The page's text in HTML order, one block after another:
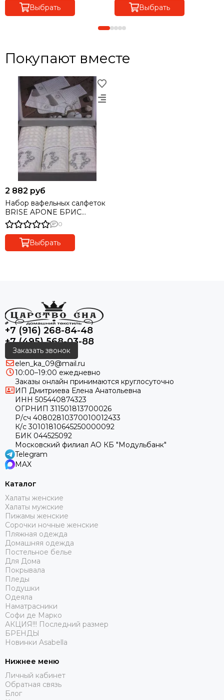
Выбрать Выбрать
Покупают вместе
2 882 руб
Набор вафельных салфеток
BRISE APONE БРИС
АПОНЕ 40х60 Maison Dor
Турция
0
Выбрать
+7 (916) 268-84-48
+7 (495) 568-03-88
Заказать звонок
elen_ka_09@mail.ru
10:00–19:00 ежедневно
Заказы онлайн принимаются круглосуточно
ИП Дмитриева Елена Анатольевна
ИНН 505440874323
ОГРНИП 311501813700026
Р/сч 40802810370010012433
К/с 30101810645250000092
БИК 044525092
Московский филиал АО КБ "Модульбанк"
Telegram
MAX
Каталог
Халаты женские
Халаты мужские
Пижамы женские
Сорочки ночные женские
Пляжная одежда
Домашняя одежда
Постельное белье
Для Дома
Покрывала
Пледы
Подушки
Одеяла
Наматрасники
Софи де Марко
АКЦИЯ!!! Последний размер
БРЕНДЫ
Новинки Asabella
Нижнее меню
Личный кабинет
Обратная связь
Блог